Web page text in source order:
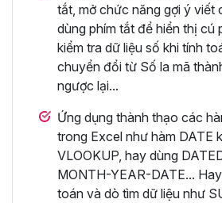
tắt, mở chức năng gợi ý viết
dùng phím tắt để hiển thị cú
kiểm tra dữ liệu số khi tính
chuyển đổi từ Số la mã
ngược lại...
Ứng dụng thành thạo các
trong Excel như hàm DATE
VLOOKUP, hay dùng
MONTH-YEAR-DATE...
toán và dò tìm dữ liệu như